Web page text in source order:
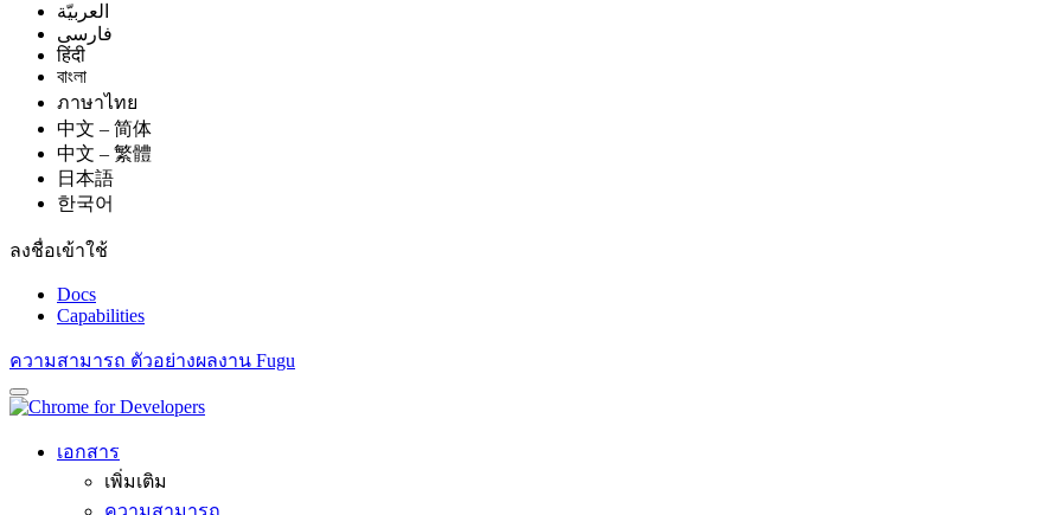
العربيّة
فارسی
हिंदी
বাংলা
ภาษาไทย
中文 – 简体
中文 – 繁體
日本語
한국어
ลงชื่อเข้าใช้
Docs
Capabilities
ความสามารถ ตัวอย่างผลงาน Fugu
เอกสาร
เพิ่มเติม
ความสามารถ